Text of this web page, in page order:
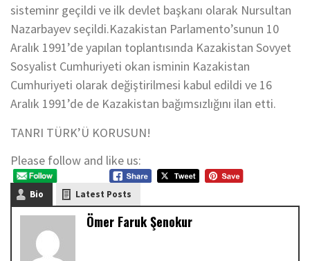
sisteminr geçildi ve ilk devlet başkanı olarak Nursultan
Nazarbayev seçildi.Kazakistan Parlamento’sunun 10
Aralık 1991’de yapılan toplantısında Kazakistan Sovyet
Sosyalist Cumhuriyeti okan isminin Kazakistan
Cumhuriyeti olarak değiştirilmesi kabul edildi ve 16
Aralık 1991’de de Kazakistan bağımsızlığını ilan etti.
TANRI TÜRK’Ü KORUSUN!
Please follow and like us:
Bio Latest Posts
Ömer Faruk Şenokur